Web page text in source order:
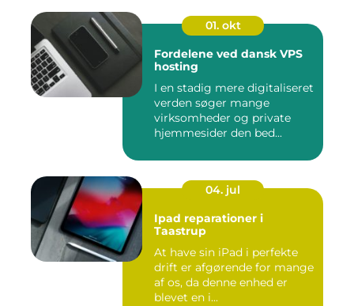
01. okt
Fordelene ved dansk VPS
hosting
I en stadig mere digitaliseret
verden søger mange
virksomheder og private
hjemmesider den bed...
04. jul
Ipad reparationer i
Taastrup
At have sin iPad i perfekte
drift er afgørende for mange
af os, da denne enhed er
blevet en i...